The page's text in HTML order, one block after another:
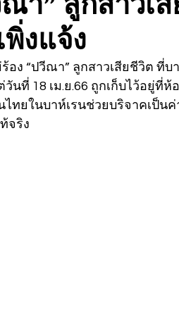
งแจ้ง
อง “ปวีณา” ลูกสาวเสียชีวิต ที่
นที่ 18 เม.ย.66 ถูกเก็บไว้อยู่ที่ห้
ทยในบาห์เรนช่วยบริจาคเป็น
จริง